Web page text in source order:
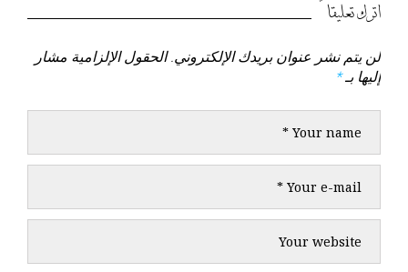
اترك تعليقاً
لن يتم نشر عنوان بريدك الإلكتروني. الحقول الإلزامية مشار
إليها بـ*